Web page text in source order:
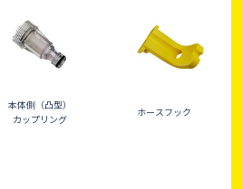
本体側（凸型）
カップリング
ホースフック